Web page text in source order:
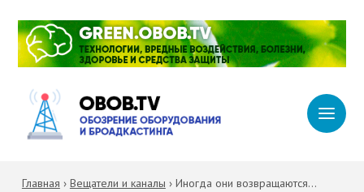
Главная › Вещатели и каналы › Иногда они возвращаются…